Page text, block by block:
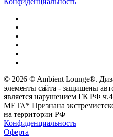
Конфиденциальность
© 2026 © Ambient Lounge®.
элементы сайта - защищены
является нарушением ГК РФ ч.4
МЕТА* Признана
на территории РФ
Конфиденциальность
Оферта